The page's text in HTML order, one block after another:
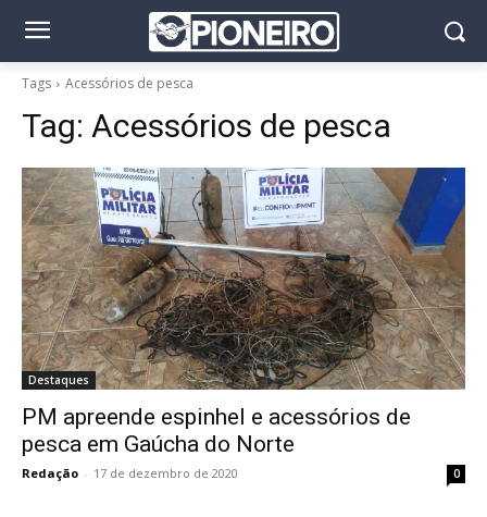
Tags Acessórios de pesca
Tag: Acessórios de pesca
Destaques
PM apreende espinhel e acessórios de
pesca em Gaúcha do Norte
Redação - 17 de dezembro de 2020 0